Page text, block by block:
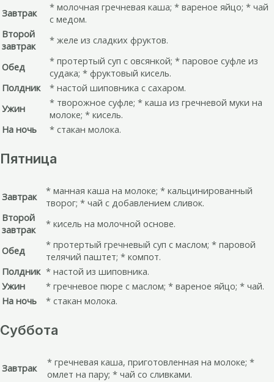
Завтрак
* молочная гречневая каша; * вареное яйцо; * чай
с медом.
Второй
завтрак
* желе из сладких фруктов.
Обед
* протертый суп с овсянкой; * паровое суфле из
судака; * фруктовый кисель.
Полдник
* настой шиповника с сахаром.
Ужин
* творожное суфле; * каша из гречневой муки на
молоке; * кисель.
На ночь
* стакан молока.
Пятница
Завтрак
* манная каша на молоке; * кальцинированный
творог; * чай с добавлением сливок.
Второй
завтрак
* кисель на молочной основе.
Обед
* протертый гречневый суп с маслом; * паровой
телячий паштет; * компот.
Полдник * настой из шиповника.
Ужин
* гречневое пюре с маслом; * вареное яйцо; * чай.
На ночь
* стакан молока.
Суббота
Завтрак
* гречневая каша, приготовленная на молоке; *
омлет на пару; * чай со сливками.